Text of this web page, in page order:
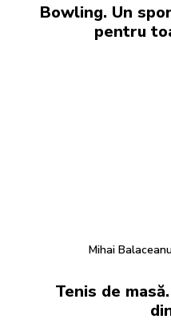
Bowling. Un
pentru
Mihai
Tenis de